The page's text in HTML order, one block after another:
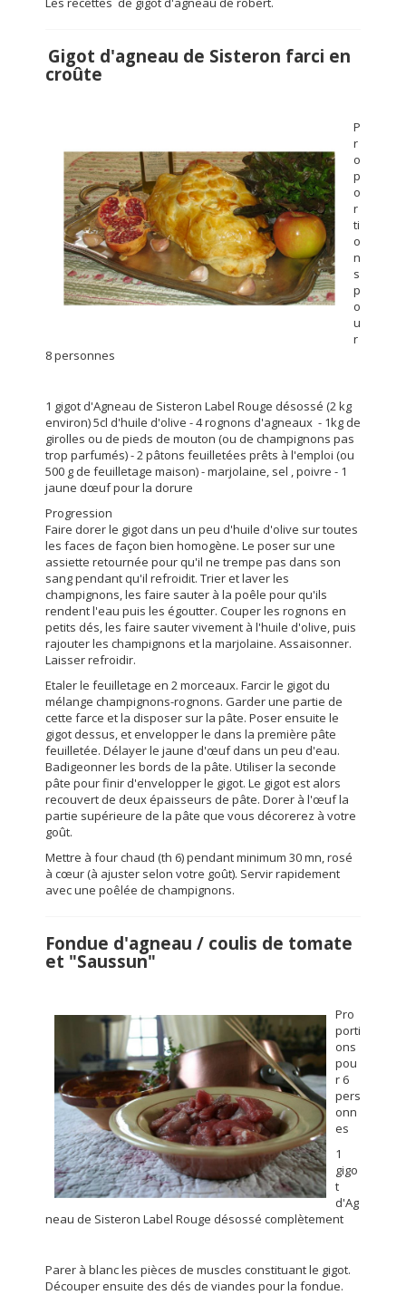
Gigot d'agneau de Sisteron farci en
croûte
P
r
o
p
o
r
ti
o
n
s
p
o
u
r
8 personnes
1 gigot d'Agneau de Sisteron Label Rouge désossé (2 kg
environ) 5cl d'huile d'olive - 4 rognons d'agneaux - 1kg de
girolles ou de pieds de mouton (ou de champignons pas
trop parfumés) - 2 pâtons feuilletées prêts à l'emploi (ou
500 g de feuilletage maison) - marjolaine, sel , poivre - 1
jaune dœuf pour la dorure
Progression
Faire dorer le gigot dans un peu d'huile d'olive sur toutes
les faces de façon bien homogène. Le poser sur une
assiette retournée pour qu'il ne trempe pas dans son
sang pendant qu'il refroidit. Trier et laver les
champignons, les faire sauter à la poêle pour qu'ils
rendent l'eau puis les égoutter. Couper les rognons en
petits dés, les faire sauter vivement à l'huile d'olive, puis
rajouter les champignons et la marjolaine. Assaisonner.
Laisser refroidir.
Etaler le feuilletage en 2 morceaux. Farcir le gigot du
mélange champignons-rognons. Garder une partie de
cette farce et la disposer sur la pâte. Poser ensuite le
gigot dessus, et envelopper le dans la première pâte
feuilletée. Délayer le jaune d'œuf dans un peu d'eau.
Badigeonner les bords de la pâte. Utiliser la seconde
pâte pour finir d'envelopper le gigot. Le gigot est alors
recouvert de deux épaisseurs de pâte. Dorer à l'œuf la
partie supérieure de la pâte que vous décorerez à votre
goût.
Mettre à four chaud (th 6) pendant minimum 30 mn, rosé
à cœur (à ajuster selon votre goût). Servir rapidement
avec une poêlée de champignons.
Fondue d'agneau / coulis de tomate
et "Saussun"
Pro
porti
ons
pou
r 6
pers
onn
es
1
gigo
t
d'Ag
neau de Sisteron Label Rouge désossé complètement
Parer à blanc les pièces de muscles constituant le gigot.
Découper ensuite des dés de viandes pour la fondue.